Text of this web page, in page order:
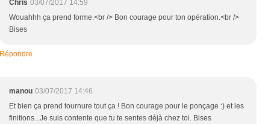
Chris 03/07/2017 14:59
Wouahhh ça prend forme.<br /> Bon courage pour ton opération.<br />
Bises
Répondre
manou 03/07/2017 14:46
Et bien ça prend tournure tout ça ! Bon courage pour le ponçage :) et les
finitions...Je suis contente que tu te sentes déjà chez toi. Bises